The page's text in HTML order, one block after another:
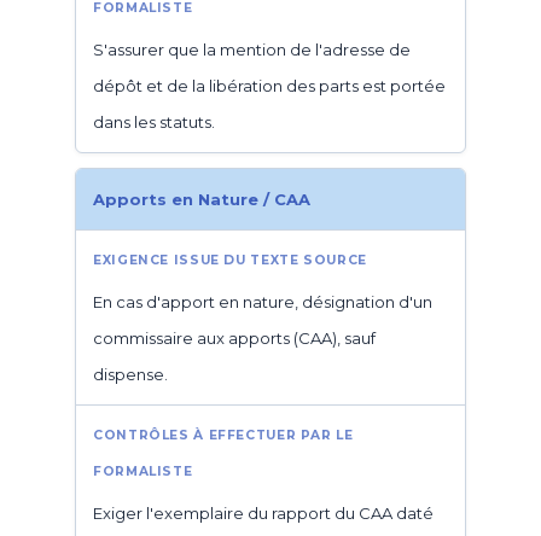
S'assurer que la mention de l'adresse de
dépôt et de la libération des parts est portée
dans les statuts.
Apports en Nature / CAA
En cas d'apport en nature, désignation d'un
commissaire aux apports (CAA), sauf
dispense.
Exiger l'exemplaire du rapport du CAA daté